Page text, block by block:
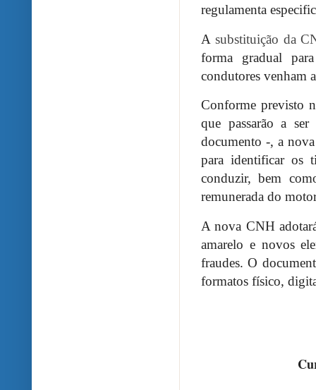
regulamenta
A substituição da
forma gradual
condutores venham
Conforme previsto
que passarão a
documento -, a
para identificar os
conduzir, bem
remunerada do
A nova CNH
amarelo e novos
fraudes. O
formatos físico,